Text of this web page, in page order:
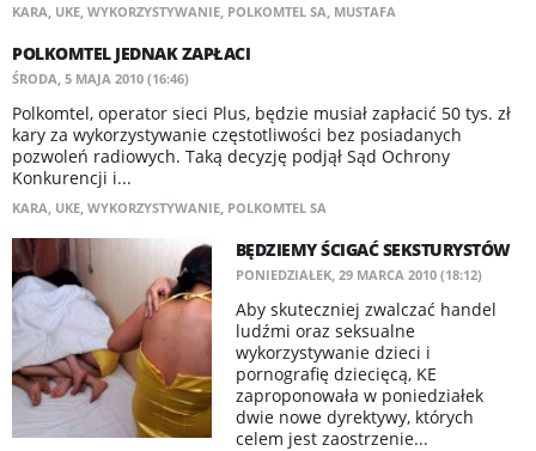
KARA, UKE, WYKORZYSTYWANIE, POLKOMTEL SA, MUSTAFA
POLKOMTEL JEDNAK ZAPŁACI
ŚRODA, 5 MAJA 2010 (16:46)
Polkomtel, operator sieci Plus, będzie musiał zapłacić 50 tys. zł
kary za wykorzystywanie częstotliwości bez posiadanych
pozwoleń radiowych. Taką decyzję podjął Sąd Ochrony
Konkurencji i...
KARA, UKE, WYKORZYSTYWANIE, POLKOMTEL SA
BĘDZIEMY ŚCIGAĆ SEKSTURYSTÓW
PONIEDZIAŁEK, 29 MARCA 2010 (18:12)
Aby skuteczniej zwalczać handel
ludźmi oraz seksualne
wykorzystywanie dzieci i
pornografię dziecięcą, KE
zaproponowała w poniedziałek
dwie nowe dyrektywy, których
celem jest zaostrzenie...